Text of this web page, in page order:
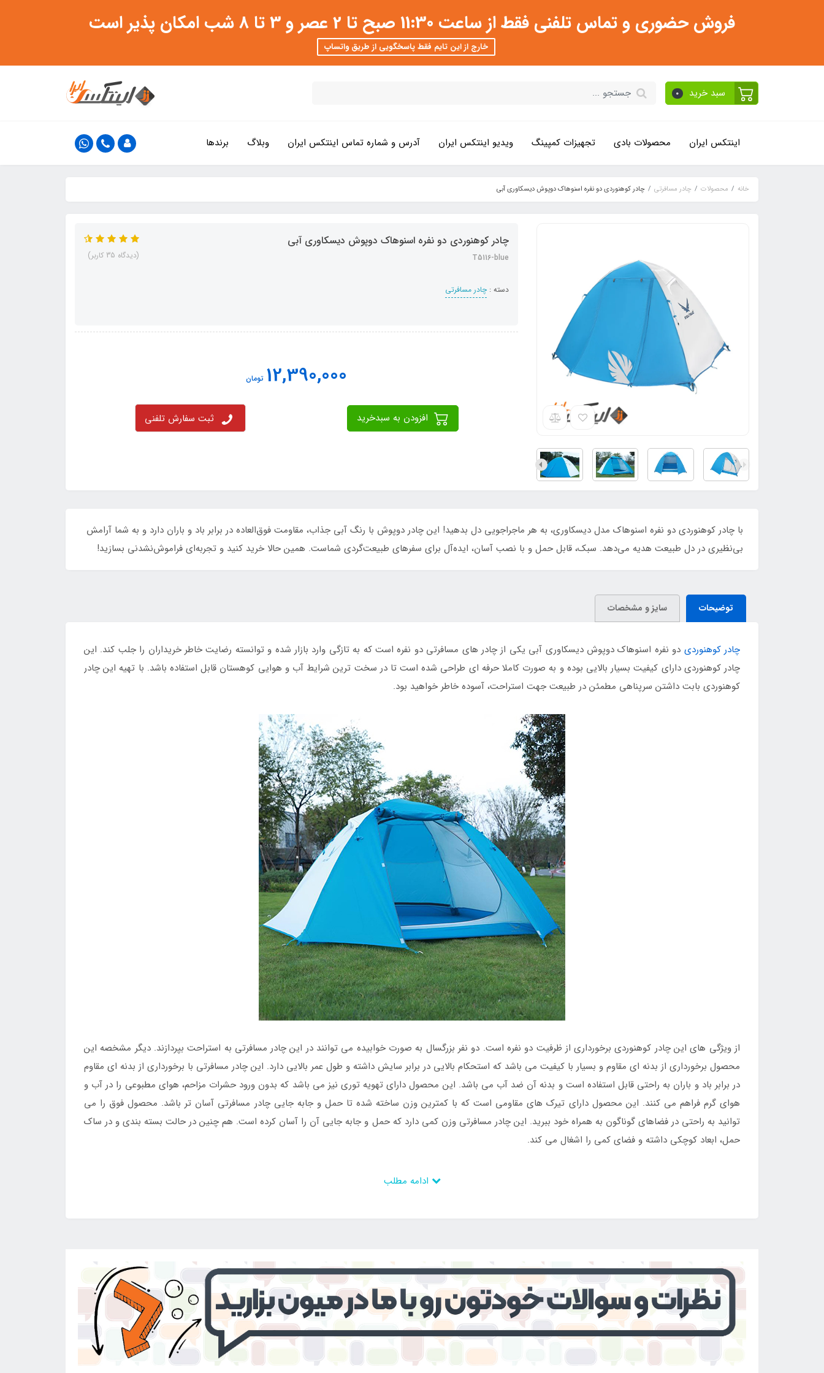
فروش حضوری و تماس تلفنی فقط از ساعت 11:30 صبح تا 2 عصر و 3 تا 8 شب امکان پذیر است
خارج از این تایم فقط پاسخگویی از طریق واتساپ
سبد خرید 0
اینتکس ایران محصولات بادی تجهیزات کمپینگ ویدیو اینتکس ایران آدرس و شماره تماس اینتکس ایران وبلاگ برندها
خانه محصولات چادر مسافرتی چادر کوهنوردی دو نفره اسنوهاک دوپوش دیسکاوری آبی
چادر کوهنوردی دو نفره اسنوهاک دوپوش دیسکاوری آبی
T5116-blue
دسته : چادر مسافرتی
(دیدگاه 35 کاربر)
12,390,000 تومان
ثبت سفارش تلفنی
با چادر کوهنوردی دو نفره اسنوهاک مدل دیسکاوری، به هر ماجراجویی دل بدهید! این چادر دوپوش با رنگ آبی جذاب، مقاومت فوق‌العاده در برابر باد و باران دارد و به شما آرامش
بی‌نظیری در دل طبیعت هدیه می‌دهد. سبک، قابل حمل و با نصب آسان، ایده‌آل برای سفرهای طبیعت‌گردی شماست. همین حالا خرید کنید و تجربه‌ای فراموش‌نشدنی بسازید!
توضیحات سایز و مشخصات
چادر کوهنوردی دو نفره اسنوهاک دوپوش دیسکاوری آبی یکی از چادر های مسافرتی دو نفره است که به تازگی وارد بازار شده و توانسته رضایت خاطر خریداران را جلب کند. این
چادر کوهنوردی دارای کیفیت بسیار بالایی بوده و به صورت کاملا حرفه ای طراحی شده است تا در سخت ترین شرایط آب و هوایی کوهستان قابل استفاده باشد. با تهیه این چادر
کوهنوردی بابت داشتن سرپناهی مطمئن در طبیعت جهت استراحت، آسوده خاطر خواهید بود.
از ویژگی های این چادر کوهنوردی برخورداری از ظرفیت دو نفره است. دو نفر بزرگسال به صورت خوابیده می توانند در این چادر مسافرتی به استراحت بپردازند. دیگر مشخصه این
محصول برخورداری از بدنه ای مقاوم و بسیار با کیفیت می باشد که استحکام بالایی در برابر سایش داشته و طول عمر بالایی دارد. این چادر مسافرتی با برخورداری از بدنه ای مقاوم
در برابر باد و باران به راحتی قابل استفاده است و بدنه آن ضد آب می باشد. این محصول دارای تهویه توری نیز می باشد که بدون ورود حشرات مزاحم، هوای مطبوعی را در آب و
هوای گرم فراهم می کنند. این محصول دارای تیرک های مقاومی است که با کمترین وزن ساخته شده تا حمل و جابه جایی چادر مسافرتی آسان تر باشد. محصول فوق را می
توانید به راحتی در فضاهای گوناگون به همراه خود ببرید. این چادر مسافرتی وزن کمی دارد که حمل و جابه جایی آن را آسان کرده است. هم چنین در حالت بسته بندی و در ساک
حمل، ابعاد کوچکی داشته و فضای کمی را اشغال می کند.
برای خرید چادر کوهنوردی دو نفره اسنوهاک دوپوش دیسکاوری آبی با ارزان ترین قیمت به سایت